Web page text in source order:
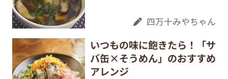
四万十みやちゃん
いつもの味に飽きたら！「サ
バ缶×そうめん」のおすすめ
アレンジ